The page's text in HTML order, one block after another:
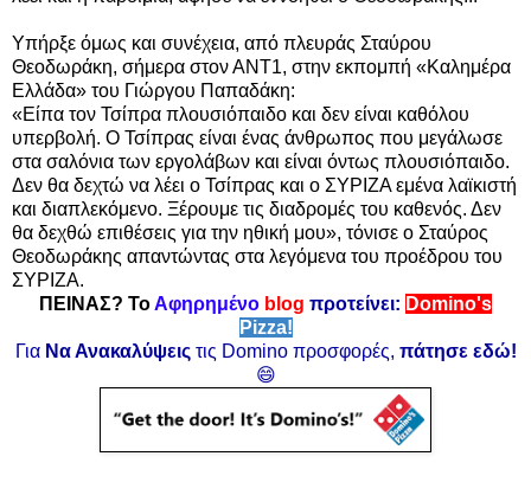
Υπήρξε όμως και συνέχεια, από πλευράς Σταύρου
Θεοδωράκη, σήμερα στον ΑΝΤ1, στην εκπομπή «Καλημέρα
Ελλάδα» του Γιώργου Παπαδάκη:
«Είπα τον Τσίπρα πλουσιόπαιδο και δεν είναι καθόλου
υπερβολή. Ο Τσίπρας είναι ένας άνθρωπος που μεγάλωσε
στα σαλόνια των εργολάβων και είναι όντως πλουσιόπαιδο.
Δεν θα δεχτώ να λέει ο Τσίπρας και ο ΣΥΡΙΖΑ εμένα λαϊκιστή
και διαπλεκόμενο. Ξέρουμε τις διαδρομές του καθενός. Δεν
θα δεχθώ επιθέσεις για την ηθική μου», τόνισε ο Σταύρος
Θεοδωράκης απαντώντας στα λεγόμενα του προέδρου του
ΣΥΡΙΖΑ.
ΠΕΙΝΑΣ? ΤοΑφηρημένο blog προτείνει: Domino's
Pizza!
Για Να Ανακαλύψειςτις Domino προσφορές, πάτησε εδώ!
😄